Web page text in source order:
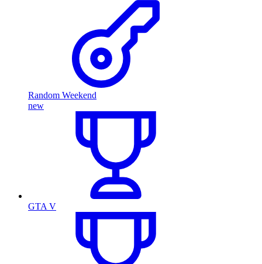
Random Weekend
new
GTA V